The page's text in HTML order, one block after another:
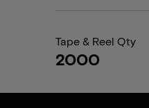
Tape & Reel Qty
2000